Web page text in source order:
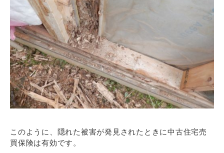
このように、隠れた被害が発見されたときに中古住宅売
買保険は有効です。